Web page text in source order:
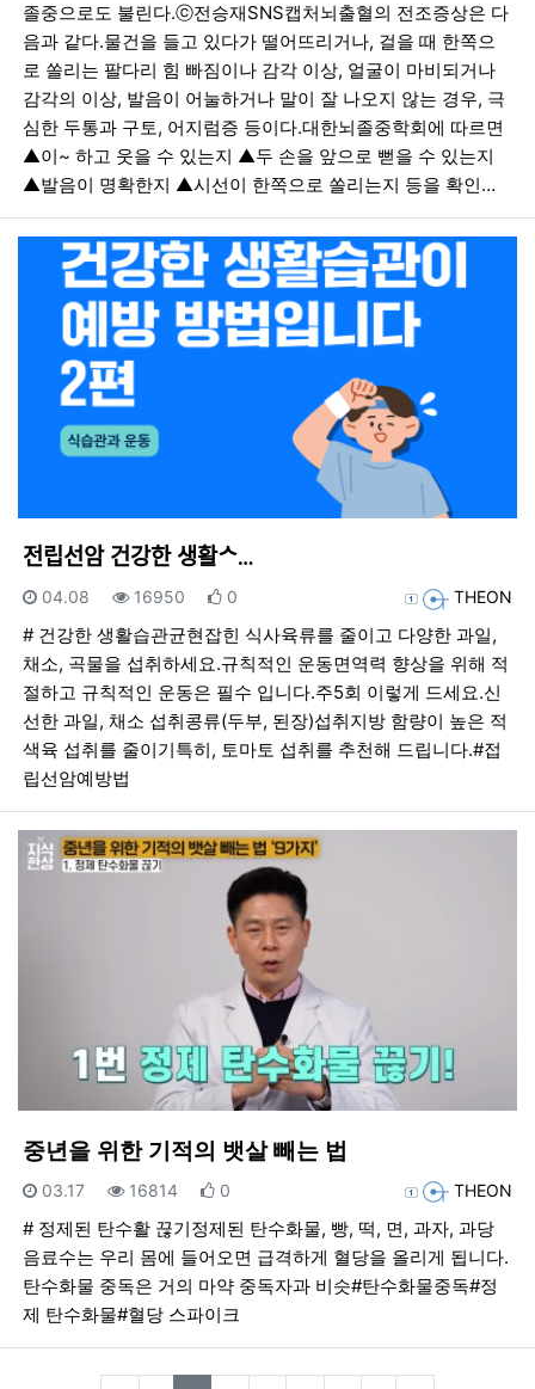
졸중으로도 불린다.ⓒ전승재SNS캡처뇌출혈의 전조증상은 다
음과 같다.물건을 들고 있다가 떨어뜨리거나, 걸을 때 한쪽으
로 쏠리는 팔다리 힘 빠짐이나 감각 이상, 얼굴이 마비되거나
감각의 이상, 발음이 어눌하거나 말이 잘 나오지 않는 경우, 극
심한 두통과 구토, 어지럼증 등이다.대한뇌졸중학회에 따르면
▲이~ 하고 웃을 수 있는지 ▲두 손을 앞으로 뻗을 수 있는지
▲발음이 명확한지 ▲시선이 한쪽으로 쏠리는지 등을 확인…
전립선암 건강한 생활ᄉ…
등록자THEON
등록일
04.08 조회
16950 추천
0
# 건강한 생활습관균현잡힌 식사육류를 줄이고 다양한 과일,
채소, 곡물을 섭취하세요.규칙적인 운동면역력 향상을 위해 적
절하고 규칙적인 운동은 필수 입니다.주5회 이렇게 드세요.신
선한 과일, 채소 섭취콩류(두부, 된장)섭취지방 함량이 높은 적
색육 섭취를 줄이기특히, 토마토 섭취를 추천해 드립니다.#접
립선암예방법
중년을 위한 기적의 뱃살 빼는 법
등록자THEON
등록일
03.17 조회
16814 추천
0
# 정제된 탄수활 끊기정제된 탄수화물, 빵, 떡, 면, 과자, 과당
음료수는 우리 몸에 들어오면 급격하게 혈당을 올리게 됩니다.
탄수화물 중독은 거의 마약 중독자과 비슷#탄수화물중독#정
제 탄수화물#혈당 스파이크